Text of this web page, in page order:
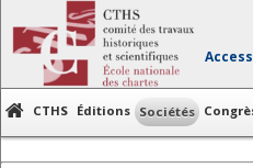
CTHS Éditions Sociétés